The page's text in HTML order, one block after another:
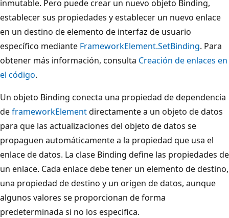
inmutable. Pero puede crear un nuevo objeto Binding,
establecer sus propiedades y establecer un nuevo enlace
en un destino de elemento de interfaz de usuario
específico mediante FrameworkElement.SetBinding. Para
obtener más información, consulta Creación de enlaces en
el código.
Un objeto Binding conecta una propiedad de dependencia
deframeworkElementdirectamente a un objeto de datos
para que las actualizaciones del objeto de datos se
propaguen automáticamente a la propiedad que usa el
enlace de datos. La clase Binding define las propiedades de
un enlace. Cada enlace debe tener un elemento de destino,
una propiedad de destino y un origen de datos, aunque
algunos valores se proporcionan de forma
predeterminada si no los especifica.